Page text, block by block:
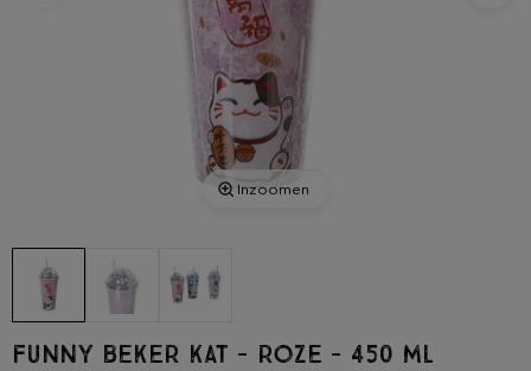
Inzoomen
Funny beker kat - roze - 450 ml